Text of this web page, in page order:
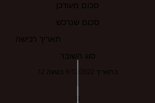
סכום מעודכן
סכום שנרכש
תאריך רכישה
סוג השובר
בתאריך 9/12/2022 בשעה 12
0